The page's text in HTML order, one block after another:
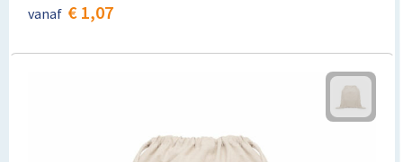
vanaf € 1,07